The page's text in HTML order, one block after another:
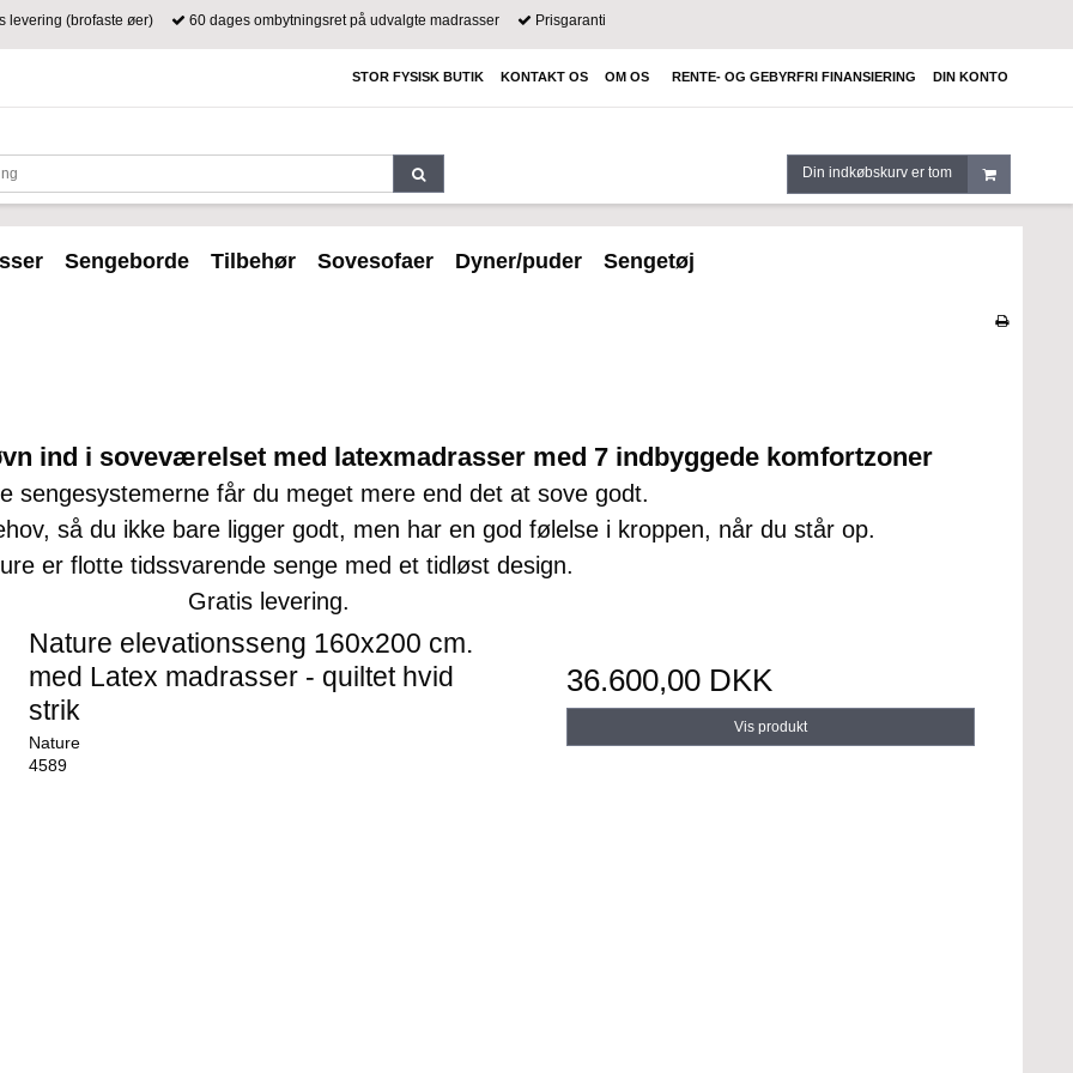
levering (brofaste øer) 60 dages ombytningsret på udvalgte madrasser Prisgaranti
STOR FYSISK BUTIK KONTAKT OS OM OS RENTE- OG GEBYRFRI FINANSIERING DIN KONTO
Din indkøbskurv er tom
Sengeborde Tilbehør Sovesofaer Dyner/puder Sengetøj
ind i soveværelset med latexmadrasser med 7 indbyggede komfortzoner
sengesystemerne får du meget mere end det at sove godt.
så du ikke bare ligger godt, men har en god følelse i kroppen, når du står op.
er flotte tidssvarende senge med et tidløst design.
Gratis levering.
Nature elevationsseng 160x200 cm.
med Latex madrasser - quiltet hvid
strik
Nature
4589
36.600,00 DKK
Vis produkt